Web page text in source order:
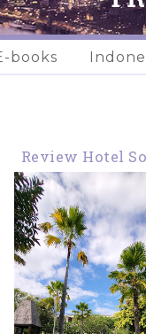
books
Review Hotel
Nusa Dua
Menikmati
Renang di